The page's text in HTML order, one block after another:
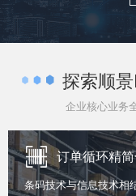
探索顺
企业核心业务
订单循环精
条码技术与信息技术相